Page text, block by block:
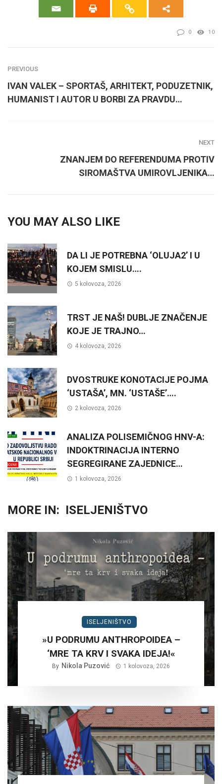
0 10
PREVIOUS
IVAN VALEK – SPORTAŠ, ARHITEKT, PODUZETNIK,
HUMANIST I AUTOR U BORBI ZA PRAVDU…
NEXT
ZNANJEM DO REFERENDUMA PROTIV
SIROMAŠTVA UMIROVLJENIKA…
YOU MAY ALSO LIKE
DA LI JE POTREBNA ‘OLUJA2’ I U
KOJEM SMISLU….
5 kolovoza, 2026
TRST JE NAŠ! DUBLJE ZNAČENJE
KOJE JE TRAJNO…
4 kolovoza, 2026
DVOSTRUKE KONOTACIJE POJMA
‘USTAŠA’, MN. ‘USTAŠE’….
2 kolovoza, 2026
ANALIZA POLISEMIČNOG HNV-A:
INDOKTRINACIJA INTERNO
SEGREGIRANE ZAJEDNICE…
1 kolovoza, 2026
MORE IN: ISELJENIŠTVO
ISELJENIŠTVO
»U PODRUMU ANTHROPOIDEA –
‘MRE TA KRV I SVAKA IDEJA!«
By Nikola Puzović 1 kolovoza, 2026